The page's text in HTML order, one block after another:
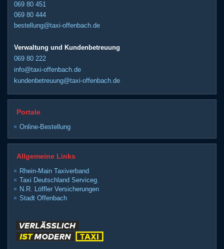
069 80 451
069 80 444
bestellung@taxi-offenbach.de
Verwaltung und Kundenbetreuung
069 80 222
info@taxi-offenbach.de
kundenbetreuung@taxi-offenbach.de
Portale
Online-Bestellung
Allgemeine Links
Rhein-Main Taxiverband
Taxi Deutschland Serviceg.
N.R. Löffler Versicherungen
Stadt Offenbach